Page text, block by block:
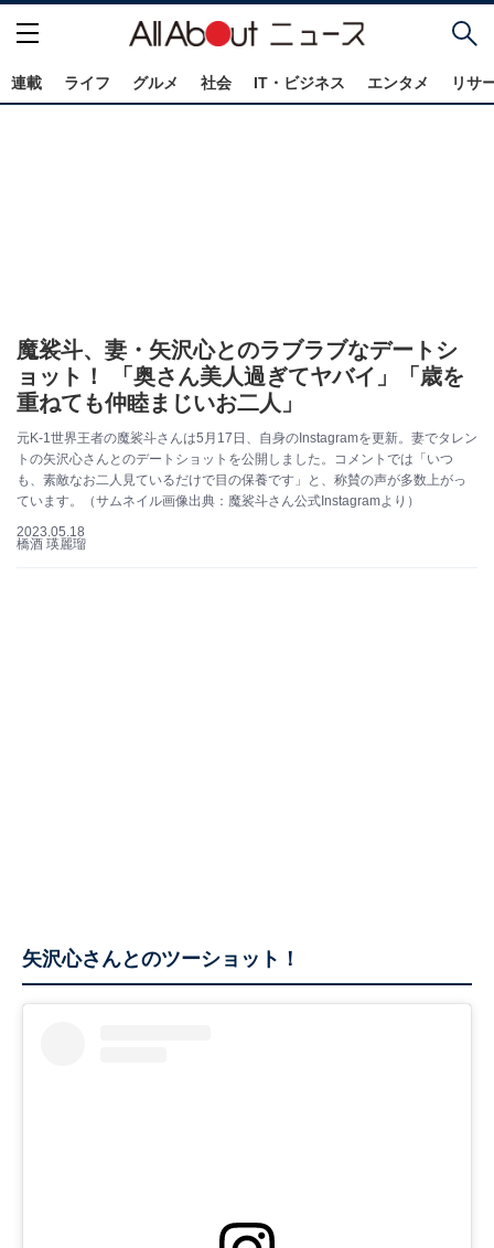
連載 ライフ グルメ 社会 IT・ビジネス エンタメ リサ
魔裟斗、妻・矢沢心とのラブラブなデートシ
ョット！ 「奥さん美人過ぎてヤバイ」「歳を
重ねても仲睦まじいお二人」
元K-1世界王者の魔裟斗さんは5月17日、自身のInstagramを更新。妻でタレン
トの矢沢心さんとのデートショットを公開しました。コメントでは「いつ
も、素敵なお二人見ているだけで目の保養です」と、称賛の声が多数上がっ
ています。（サムネイル画像出典：魔裟斗さん公式Instagramより）
2023.05.18
橋酒 瑛麗瑠
矢沢心さんとのツーショット！